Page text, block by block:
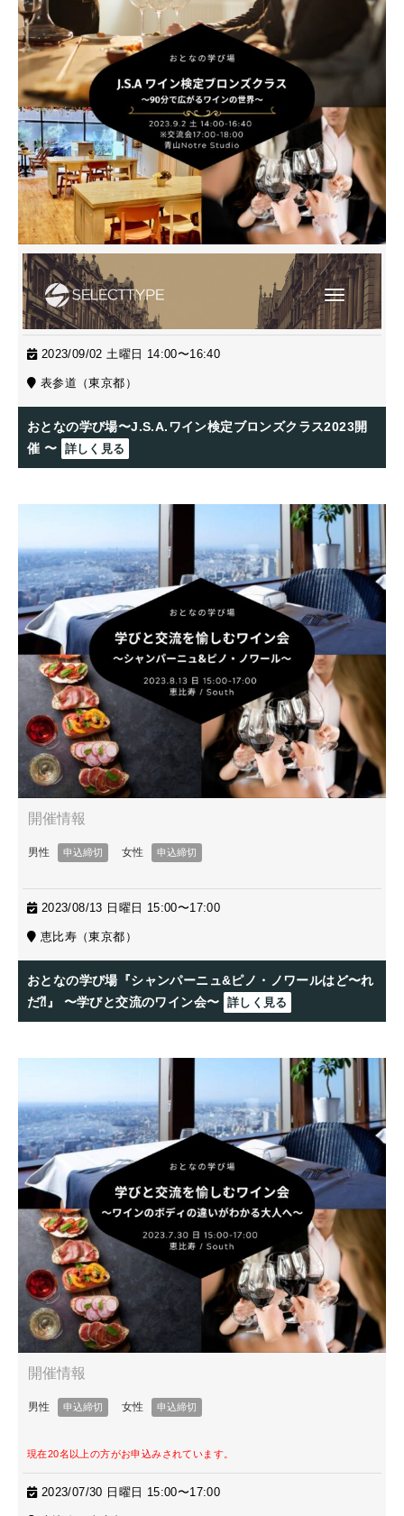
2023/09/02 土曜日 14:00〜16:40
表参道（東京都）
おとなの学び場〜J.S.A.ワイン検定ブロンズクラス2023開
催 〜 詳しく見る
2023/08/13 日曜日 15:00〜17:00
恵比寿（東京都）
おとなの学び場『シャンパーニュ&ピノ・ノワールはど〜れ
だ⁈』 〜学びと交流のワイン会〜 詳しく見る
現在20名以上の方がお申込みされています。
2023/07/30 日曜日 15:00〜17:00